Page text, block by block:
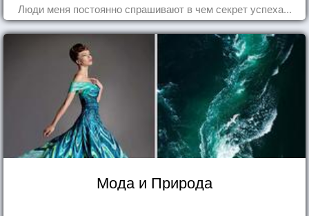
Люди меня постоянно спрашивают в чем секрет успеха...
Мода и Природа